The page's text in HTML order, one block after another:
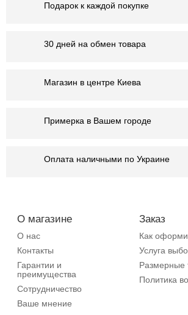
Подарок к каждой покупке
30 дней на обмен товара
Магазин в центре Киева
Примерка в Вашем городе
Оплата наличными по Украине
О магазине
О нас
Контакты
Гарантии и
преимущества
Сотрудничество
Ваше мнение
Заказ
Как
Услуга
Размерные
Политика